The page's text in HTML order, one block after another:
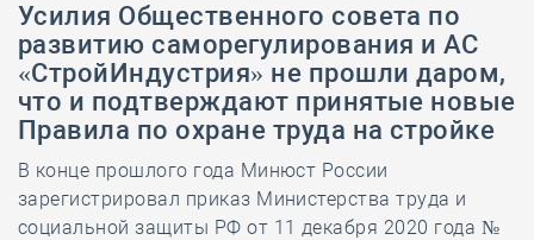
Усилия Общественного совета по
развитию саморегулирования и АС
«СтройИндустрия» не прошли даром,
что и подтверждают принятые новые
Правила по охране труда на стройке
В конце прошлого года Минюст России
зарегистрировал приказ Министерства труда и
социальной защиты РФ от 11 декабря 2020 года №